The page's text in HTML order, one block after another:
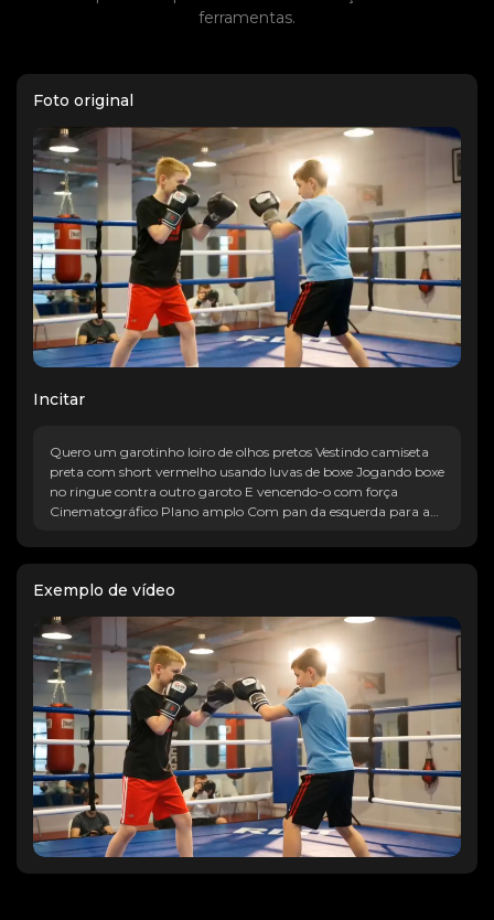
ferramentas.
Foto original
Incitar
Quero um garotinho loiro de olhos pretos Vestindo camiseta
preta com short vermelho usando luvas de boxe Jogando boxe
no ringue contra outro garoto E vencendo-o com força
Cinematográfico Plano amplo Com pan da esquerda para a
Exemplo de vídeo